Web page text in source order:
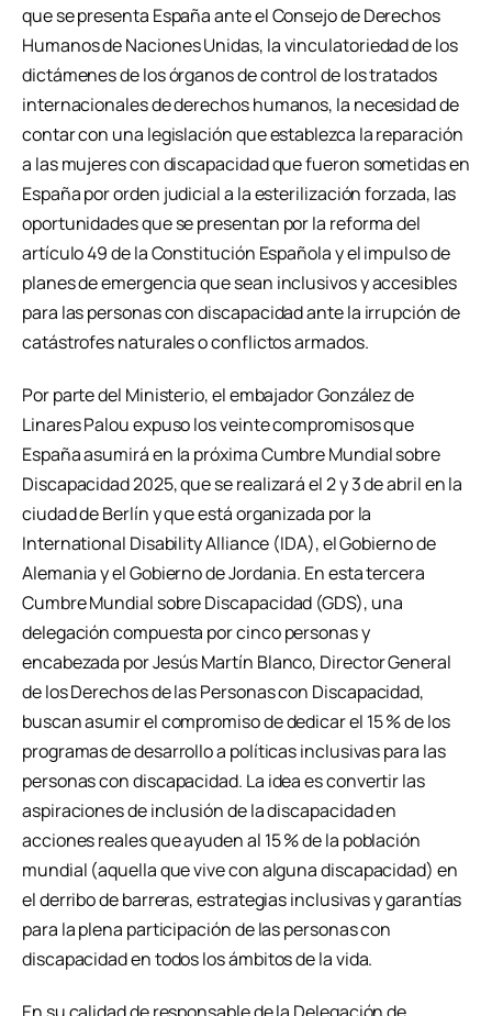
que se presenta España ante el Consejo de Derechos
Humanos de Naciones Unidas, la vinculatoriedad de los
dictámenes de los órganos de control de los tratados
internacionales de derechos humanos, la necesidad de
contar con una legislación que establezca la reparación
a las mujeres con discapacidad que fueron sometidas en
España por orden judicial a la esterilización forzada, las
oportunidades que se presentan por la reforma del
artículo 49 de la Constitución Española y el impulso de
planes de emergencia que sean inclusivos y accesibles
para las personas con discapacidad ante la irrupción de
catástrofes naturales o conflictos armados.
Por parte del Ministerio, el embajador González de
Linares Palou expuso los veinte compromisos que
España asumirá en la próxima Cumbre Mundial sobre
Discapacidad 2025, que se realizará el 2 y 3 de abril en la
ciudad de Berlín y que está organizada por la
International Disability Alliance (IDA), el Gobierno de
Alemania y el Gobierno de Jordania. En esta tercera
Cumbre Mundial sobre Discapacidad (GDS), una
delegación compuesta por cinco personas y
encabezada por Jesús Martín Blanco, Director General
de los Derechos de las Personas con Discapacidad,
buscan asumir el compromiso de dedicar el 15 % de los
programas de desarrollo a políticas inclusivas para las
personas con discapacidad. La idea es convertir las
aspiraciones de inclusión de la discapacidad en
acciones reales que ayuden al 15 % de la población
mundial (aquella que vive con alguna discapacidad) en
el derribo de barreras, estrategias inclusivas y garantías
para la plena participación de las personas con
discapacidad en todos los ámbitos de la vida.